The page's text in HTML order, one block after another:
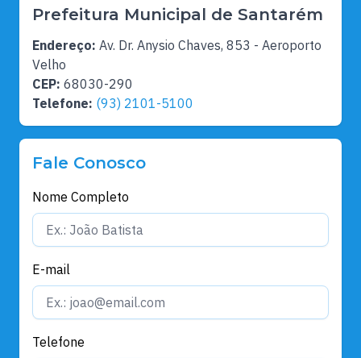
Prefeitura Municipal de Santarém
Endereço: Av. Dr. Anysio Chaves, 853 - Aeroporto
Velho
CEP: 68030-290
Telefone: (93) 2101-5100
Fale Conosco
Nome Completo
E-mail
Telefone